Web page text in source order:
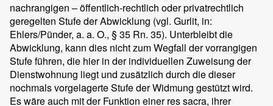
nachrangigen – öffentlich-rechtlich oder privatrechtlich
geregelten Stufe der Abwicklung (vgl. Gurlit, in:
Ehlers/Pünder, a. a. O., § 35 Rn. 35). Unterbleibt die
Abwicklung, kann dies nicht zum Wegfall der vorrangigen
Stufe führen, die hier in der individuellen Zuweisung der
Dienstwohnung liegt und zusätzlich durch die dieser
nochmals vorgelagerte Stufe der Widmung gestützt wird.
Es wäre auch mit der Funktion einer res sacra, ihrer